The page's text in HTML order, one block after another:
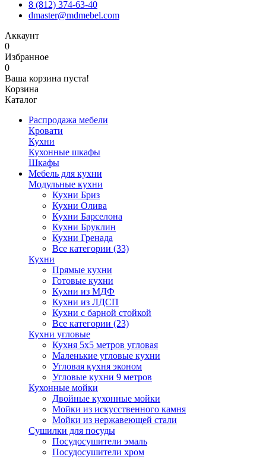
8 (812) 374-63-40
dmaster@mdmebel.com
Аккаунт
0
Избранное
0
Ваша корзина пуста!
Корзина
Каталог
Распродажа мебели
Кровати
Кухни
Кухонные шкафы
Шкафы
Мебель для кухни
Модульные кухни
Кухни Бриз
Кухни Олива
Кухни Барселона
Кухни Бруклин
Кухни Гренада
Все категории (33)
Кухни
Прямые кухни
Готовые кухни
Кухни из МДФ
Кухни из ЛДСП
Кухни с барной стойкой
Все категории (23)
Кухни угловые
Кухня 5х5 метров угловая
Маленькие угловые кухни
Угловая кухня эконом
Угловые кухни 9 метров
Кухонные мойки
Двойные кухонные мойки
Мойки из искусственного камня
Мойки из нержавеющей стали
Сушилки для посуды
Посудосушители эмаль
Посудосушители хром